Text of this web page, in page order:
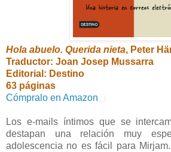
Hola abuelo. Querida nieta, Peter
Traductor: Joan Josep Mussarra
Editorial: Destino
63 páginas
Cómpralo en Amazon
Los e-mails íntimos que se
destapan una relación muy
adolescencia no es fácil para